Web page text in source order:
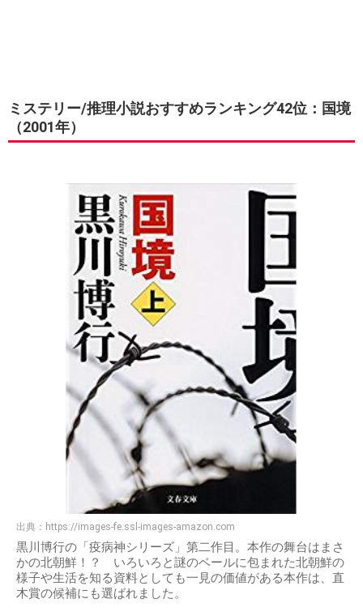
ミステリー/推理小説おすすめランキング42位：国境
（2001年）
出典： https://images-fe.ssl-images-amazon.com
黒川博行の「疫病神シリーズ」第二作目。本作の舞台はまさ
かの北朝鮮！？ いろいろと謎のベールに包まれた北朝鮮の
様子や生活を知る資料としても一見の価値がある本作は、直
木賞の候補にも選ばれました。